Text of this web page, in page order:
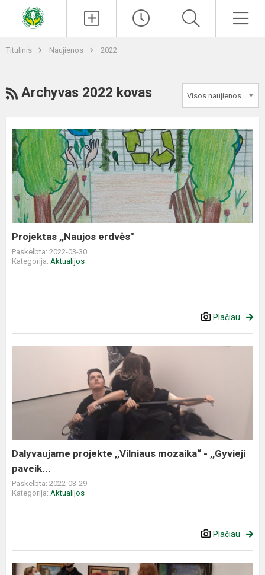
Titulinis Naujienos 2022
RSS
Archyvas 2022 kovas
Projektas
,,Naujos
erdvės"
Projektas ,,Naujos erdvės"
Paskelbta: 2022-03-30
Kategorija: Aktualijos
Plačiau
mozaika“
-
Dalyvaujame projekte ,,Vilniaus mozaika“ - ,,Gyvieji
paveik...
Paskelbta: 2022-03-29
Kategorija: Aktualijos
Plačiau
Integruota